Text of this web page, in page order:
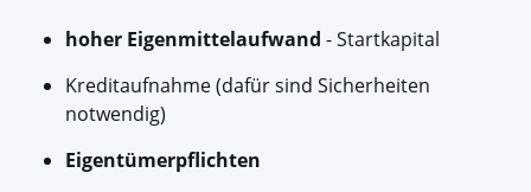
hoher Eigenmittelaufwand - Startkapital
Kreditaufnahme (dafür sind Sicherheiten
notwendig)
Eigentümerpflichten